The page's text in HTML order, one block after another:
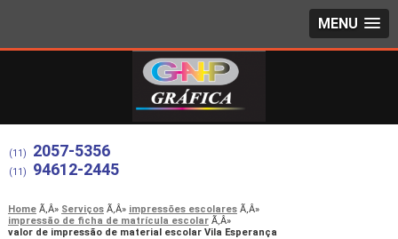
MENU
(11) 2057-5356
(11) 94612-2445
Home Serviços
impressões escolares
impressão de ficha de matrícula escolar
valor de impressão de material escolar Vila Esperança